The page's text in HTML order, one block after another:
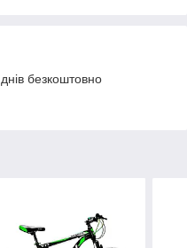
безкоштовно